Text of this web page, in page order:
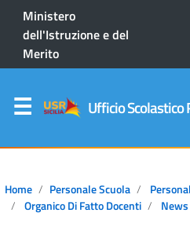
Ministero
dell'Istruzione e del
Merito
Ufficio Scolastico
Home Personale Scuola
Organico Di Fatto Docenti
News